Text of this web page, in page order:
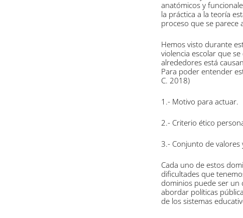
anatómicos y
la práctica a la teoría
proceso que se parece
Hemos visto durante
violencia escolar que
alrededores está
Para poder entender
C. 2018)
1.- Motivo para actuar.
2.- Criterio ético
3.- Conjunto de
Cada uno de estos
dificultades que
dominios puede ser un
abordar políticas
de los sistemas